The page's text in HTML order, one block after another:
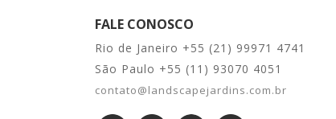
FALE CONOSCO
Rio de Janeiro +55 (21) 99971 4741
São Paulo +55 (11) 93070 4051
contato@landscapejardins.com.br